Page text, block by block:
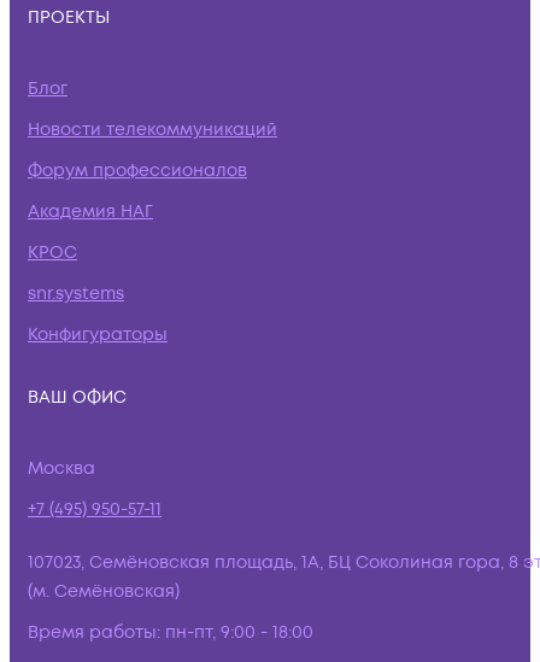
ПРОЕКТЫ
Блог
Новости телекоммуникаций
Форум профессионалов
Академия НАГ
КРОС
snr.systems
Конфигураторы
ВАШ ОФИС
Москва
+7 (495) 950-57-11
107023, Семёновская площадь, 1А, БЦ Соколиная гора, 8
(м. Семёновская)
Время работы: пн-пт, 9:00 - 18:00